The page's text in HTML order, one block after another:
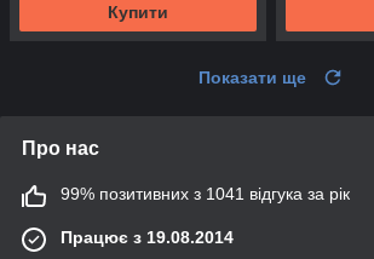
Купити
Показати ще
Про нас
99% позитивних з 1041 відгука за рік
Працює з 19.08.2014